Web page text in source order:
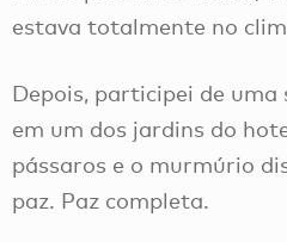
estava totalmente no
Depois, participei de uma
em um dos jardins do
pássaros e o murmúrio
paz. Paz completa.